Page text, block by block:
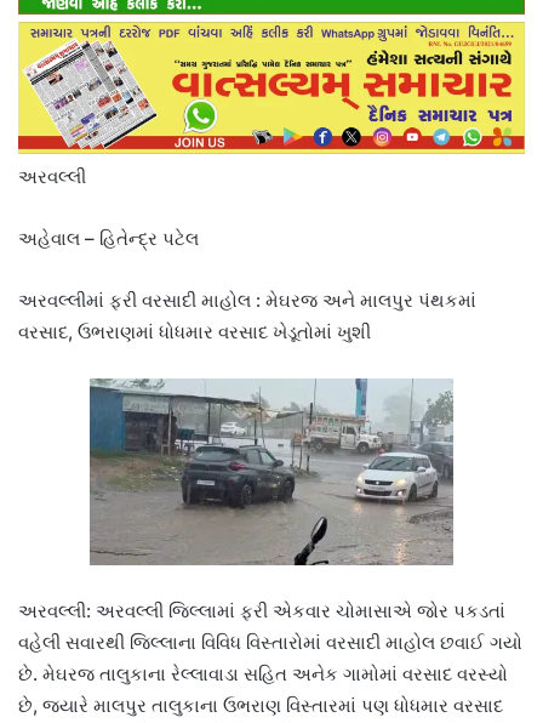
અરવલ્લી
અહેવાલ – હિતેન્દ્ર પટેલ
અરવલ્લીમાં ફરી વરસાદી માહોલ : મેઘરજ અને માલપુર પંથકમાં
વરસાદ, ઉભરાણમાં ધોધમાર વરસાદ ખેડૂતોમાં ખુશી
અરવલ્લી: અરવલ્લી જિલ્લામાં ફરી એકવાર ચોમાસાએ જોર પકડતાં
વહેલી સવારથી જિલ્લાના વિવિધ વિસ્તારોમાં વરસાદી માહોલ છવાઈ ગયો
છે. મેઘરજ તાલુકાના રેલ્લાવાડા સહિત અનેક ગામોમાં વરસાદ વરસ્યો
છે, જ્યારે માલપુર તાલુકાના ઉભરાણ વિસ્તારમાં પણ ધોધમાર વરસાદ